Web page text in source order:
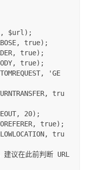
, $url );
, true);
, true);
, true);
,
'GE
,
tru
, 20);
, true);
,
tru
议在此前判断 URL